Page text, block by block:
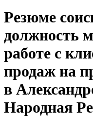
Резюме
должность
работе с
продаж на
в
Народная